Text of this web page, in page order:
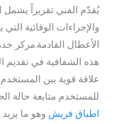
يُقدّم الفني تقريراً يشمل
والإجراءات الوقائية التي
الأعطال القادمة.مركز
هذه الشفافية في تقديم
علاقة قوية بين
للمستخدم متابعة حالة
اطباق فريش وهو ما